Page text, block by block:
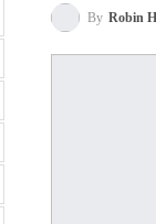
By Robin